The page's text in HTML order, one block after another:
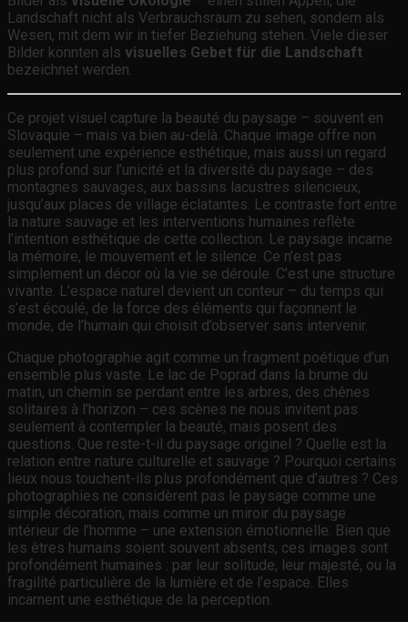
Landschaft nicht als Verbrauchsraum zu sehen, sondern als
Wesen, mit dem wir in tiefer Beziehung stehen. Viele dieser
Bilder könnten als visuelles Gebet für die Landschaft
bezeichnet werden.
Ce projet visuel capture la beauté du paysage – souvent en
Slovaquie – mais va bien au-delà. Chaque image offre non
seulement une expérience esthétique, mais aussi un regard
plus profond sur l’unicité et la diversité du paysage – des
montagnes sauvages, aux bassins lacustres silencieux,
jusqu’aux places de village éclatantes. Le contraste fort entre
la nature sauvage et les interventions humaines reflète
l’intention esthétique de cette collection. Le paysage incarne
la mémoire, le mouvement et le silence. Ce n’est pas
simplement un décor où la vie se déroule. C’est une structure
vivante. L’espace naturel devient un conteur – du temps qui
s’est écoulé, de la force des éléments qui façonnent le
monde, de l’humain qui choisit d’observer sans intervenir.
Chaque photographie agit comme un fragment poétique d’un
ensemble plus vaste. Le lac de Poprad dans la brume du
matin, un chemin se perdant entre les arbres, des chênes
solitaires à l’horizon – ces scènes ne nous invitent pas
seulement à contempler la beauté, mais posent des
questions. Que reste-t-il du paysage originel ? Quelle est la
relation entre nature culturelle et sauvage ? Pourquoi certains
lieux nous touchent-ils plus profondément que d’autres ? Ces
photographies ne considèrent pas le paysage comme une
simple décoration, mais comme un miroir du paysage
intérieur de l’homme – une extension émotionnelle. Bien que
les êtres humains soient souvent absents, ces images sont
profondément humaines : par leur solitude, leur majesté, ou la
fragilité particulière de la lumière et de l’espace. Elles
incarnent une esthétique de la perception.